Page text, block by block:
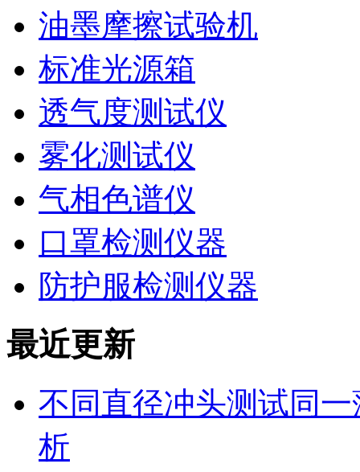
油墨摩擦试验机
标准光源箱
透气度测试仪
雾化测试仪
气相色谱仪
口罩检测仪器
防护服检测仪器
最近更新
不同直径冲头测试同
析